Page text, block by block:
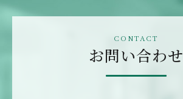
お問い合わせ